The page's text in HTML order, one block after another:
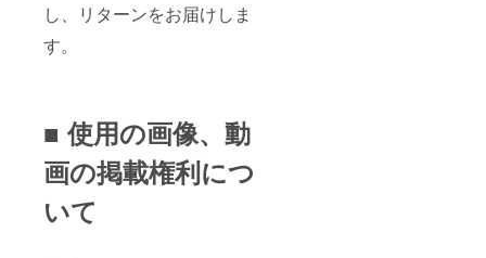
し、リターンをお届けしま
す。
■ 使用の画像、動
画の掲載権利につ
いて